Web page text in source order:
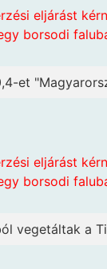
eljárást
borsodi
et
eljárást
borsodi
vegetáltak a